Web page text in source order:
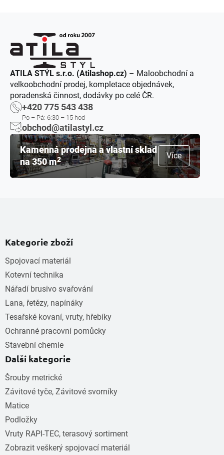
ATILA STÝL s.r.o. (Atilashop.cz) – Maloobchodní a
velkoobchodní prodej, kompletace objednávek,
poradenská činnost, dodávky po celé ČR.
+420 775 543 438
Po – Pá: 6:30 – 15 hod
obchod@atilastyl.cz
Kamenná prodejna a vlastní sklad
na 350 m2 Více
Kategorie zboží
Spojovací materiál
Kotevní technika
Nářadí brusivo svařování
Lana, řetězy, napínáky
Tesařské kovaní, vruty, hřebíky
Ochranné pracovní pomůcky
Stavební chemie
Další kategorie
Šrouby metrické
Závitové tyče, Závitové svorníky
Matice
Podložky
Vruty RAPI-TEC, terasový sortiment
Zobrazit veškerý spojovací materiál